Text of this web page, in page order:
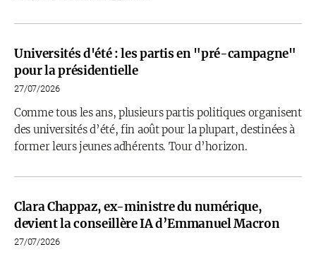
Universités d'été : les partis en "pré-campagne"
pour la présidentielle
27/07/2026
Comme tous les ans, plusieurs partis politiques organisent
des universités d’été, fin août pour la plupart, destinées à
former leurs jeunes adhérents. Tour d’horizon.
Clara Chappaz, ex-ministre du numérique,
devient la conseillère IA d’Emmanuel Macron
27/07/2026